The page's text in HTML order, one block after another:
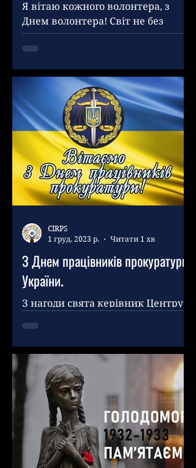
Я вітаю кожного волонтера, з
Днем волонтера! Світ не без
добрих людей, і Ви - цьому
підтвердження. Завдяки
З Днем працівників прокуратури
України.
З нагоди свята керівник Центру
Безпека» Хусамеддін Аль-
Халавані , бажає миру,
процвітання, щастя і завжди...
CIRPS
1 груд. 2023 р.
Читати 1 хв